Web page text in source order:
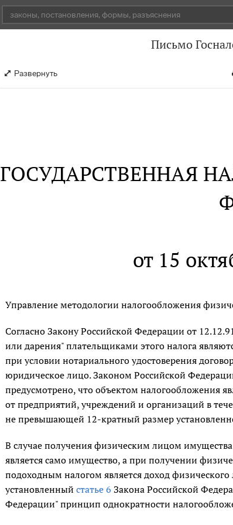
Письмо
Развернуть
ГОСУДАРСТВЕННАЯ
от 15
Управление методологии налогообложения
Согласно Закону Российской Федерации от 12.12.91
или дарения" плательщиками этого налога
при условии нотариального удостоверения
юридическое лицо. Законом Российской
предусмотрено, что объектом налогообложения
от предприятий, учреждений и организаций в
не превышающей 12-кратный размер
В случае получения физическим лицом
является само имущество, а при получении
подоходным налогом является доход
установленный статье 6 Закона Российской
Федерации" принцип однократности